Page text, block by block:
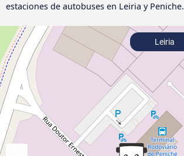
estaciones de autobuses en Leiria y Peniche.
Leiria